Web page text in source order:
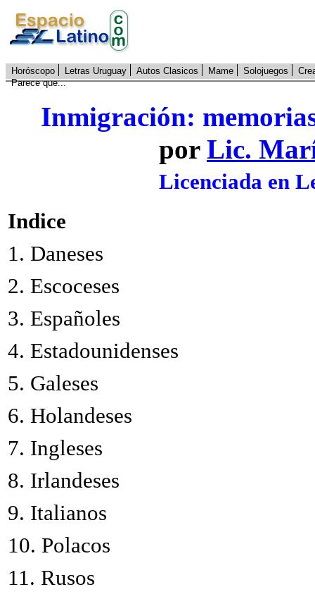
Horóscopo Letras Uruguay Autos Clasicos Mame Solojuegos
Parece que...
Inmigración:
por Lic.
Licenciada en
Indice
1. Daneses
2. Escoceses
3. Españoles
4. Estadounidenses
5. Galeses
6. Holandeses
7. Ingleses
8. Irlandeses
9. Italianos
10. Polacos
11. Rusos